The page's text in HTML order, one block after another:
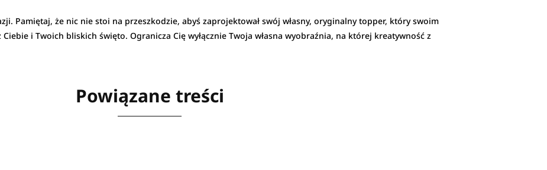
Pamiętaj, że nic nie stoi na przeszkodzie, abyś zaprojektował swój własny, oryginalny topper, który swoim
i Twoich bliskich święto. Ogranicza Cię wyłącznie Twoja własna wyobraźnia, na której kreatywność z
Powiązane treści